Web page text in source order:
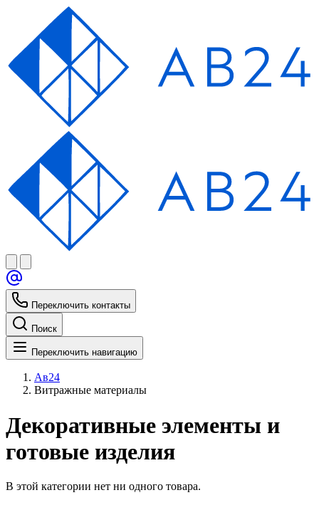
Переключить контакты
Поиск
Переключить навигацию
Ав24
Витражные материалы
Декоративные элементы и
готовые изделия
В этой категории нет ни одного товара.